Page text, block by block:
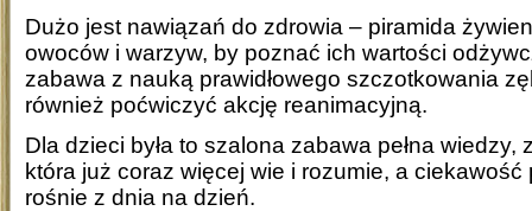
Dużo jest nawiązań do zdrowia – piramida
owoców i warzyw, by poznać ich wartości
zabawa z nauką prawidłowego szczotkowania
również poćwiczyć akcję reanimacyjną.
Dla dzieci była to szalona zabawa pełna wiedzy,
która już coraz więcej wie i rozumie, a
rośnie z dnia na dzień.